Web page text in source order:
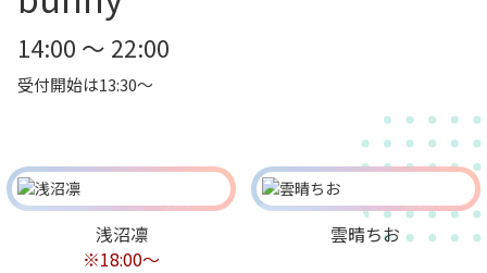
14:00 ～ 22:00
受付開始は13:30～
浅沼凛
※18:00～
雲晴ちお